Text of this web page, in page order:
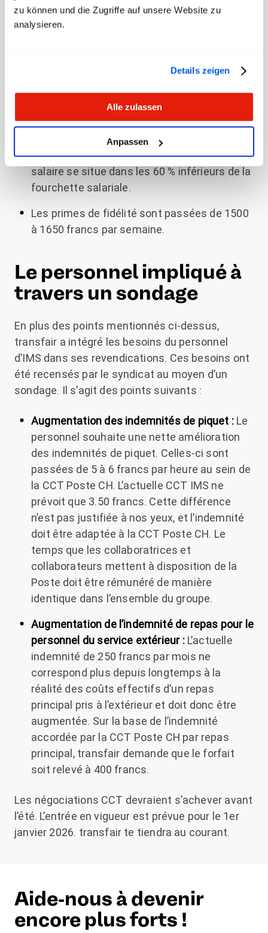
zu können und die Zugriffe auf unsere Website zu
analysieren.
Details zeigen
Alle zulassen
Anpassen
Les suppléments pour le travail du soir, de
nuit, du dimanche et le piquet ont été
Les régions de rémunération passent de
simplifié et plus équitable.
0,4 % de la masse salariale est dorénavant
dédié aux mesures salariales structurelles.
Celles-ci s’appliquent au personnel dont le
salaire se situe dans les 60 % inférieurs de la
fourchette salariale.
Les primes de fidélité sont passées de 1500
à 1650 francs par semaine.
Le personnel impliqué à
travers un sondage
En plus des points mentionnés ci-dessus,
transfair a intégré les besoins du personnel
d’IMS dans ses revendications. Ces besoins ont
été recensés par le syndicat au moyen d’un
sondage. Il s’agit des points suivants :
Augmentation des indemnités de piquet : Le
personnel souhaite une nette amélioration
des indemnités de piquet. Celles-ci sont
passées de 5 à 6 francs par heure au sein de
la CCT Poste CH. L’actuelle CCT IMS ne
prévoit que 3.50 francs. Cette différence
n’est pas justifiée à nos yeux, et l’indemnité
doit être adaptée à la CCT Poste CH. Le
temps que les collaboratrices et
collaborateurs mettent à disposition de la
Poste doit être rémunéré de manière
identique dans l’ensemble du groupe.
Augmentation de l’indemnité de repas pour le
personnel du service extérieur : L’actuelle
indemnité de 250 francs par mois ne
correspond plus depuis longtemps à la
réalité des coûts effectifs d’un repas
principal pris à l’extérieur et doit donc être
augmentée. Sur la base de l’indemnité
accordée par la CCT Poste CH par repas
principal, transfair demande que le forfait
soit relevé à 400 francs.
Les négociations CCT devraient s’achever avant
l’été. L’entrée en vigueur est prévue pour le 1er
janvier 2026. transfair te tiendra au courant.
Aide-nous à devenir
encore plus forts !